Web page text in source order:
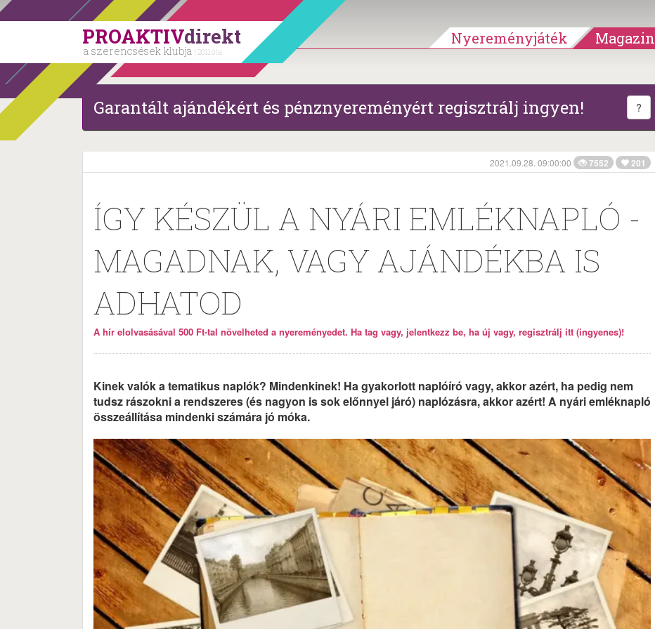
PROAKTIVdirekt
a szerencsések klubja | 2011 óta
Nyereményjáték Magazin
Garantált ajándékért és pénznyereményért regisztrálj ingyen! ?
2021.09.28. 09:00:00 7552 201
ÍGY KÉSZÜL A NYÁRI EMLÉKNAPLÓ -
MAGADNAK, VAGY AJÁNDÉKBA IS
ADHATOD
A hír elolvasásával 500 Ft-tal növelheted a nyereményedet. Ha tag vagy, jelentkezz be, ha új vagy, regisztrálj itt (ingyenes)!
Kinek valók a tematikus naplók? Mindenkinek! Ha gyakorlott naplóíró vagy, akkor azért, ha pedig nem
tudsz rászokni a rendszeres (és nagyon is sok előnnyel járó) naplózásra, akkor azért! A nyári emléknapló
összeállítása mindenki számára jó móka.